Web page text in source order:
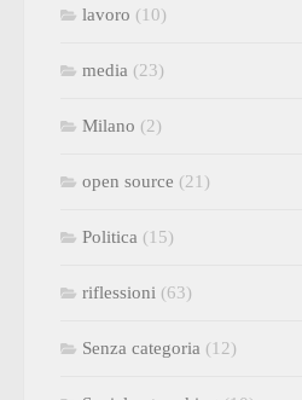
lavoro (10)
media (23)
Milano (2)
open source (21)
Politica (15)
riflessioni (63)
Senza categoria (12)